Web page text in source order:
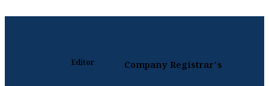
Editor Company Registrar's